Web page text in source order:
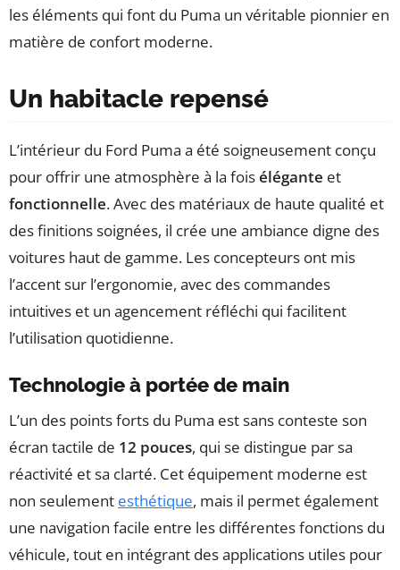
les éléments qui font du Puma un véritable pionnier en
matière de confort moderne.
Un habitacle repensé
L’intérieur du Ford Puma a été soigneusement conçu
pour offrir une atmosphère à la foisélégante et
fonctionnelle. Avec des matériaux de haute qualité et
des finitions soignées, il crée une ambiance digne des
voitures haut de gamme. Les concepteurs ont mis
l’accent sur l’ergonomie, avec des commandes
intuitives et un agencement réfléchi qui facilitent
l’utilisation quotidienne.
Technologie à portée de main
L’un des points forts du Puma est sans conteste son
écran tactile de 12 pouces, qui se distingue par sa
réactivité et sa clarté. Cet équipement moderne est
non seulement esthétique, mais il permet également
une navigation facile entre les différentes fonctions du
véhicule, tout en intégrant des applications utiles pour